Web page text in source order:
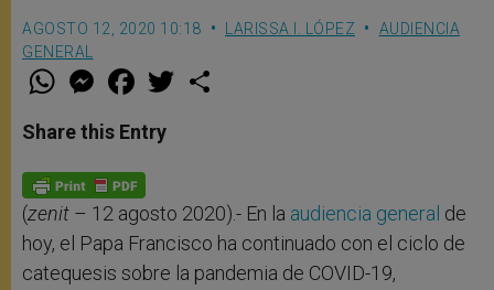
AGOSTO 12, 2020 10:18 LARISSA I. LÓPEZ
AUDIENCIA
GENERAL
W
t
s
p
p
M
e
s
e
g
e
r
F
a
e
b
o
k
w
Share this Entry
(zenit – 12 agosto 2020).- En la audiencia general de
hoy, el Papa Francisco ha continuado con el ciclo de
catequesis sobre la pandemia de COVID-19,